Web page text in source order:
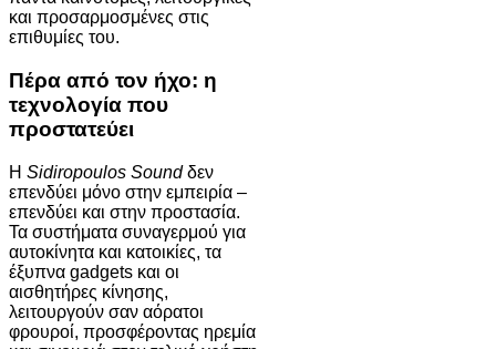
και προσαρμοσμένες στις
επιθυμίες του.
Πέρα από τον ήχο: η
τεχνολογία που
προστατεύει
Η Sidiropoulos Soundδεν
επενδύει μόνο στην εμπειρία –
επενδύει και στην προστασία.
Τα συστήματα συναγερμού για
αυτοκίνητα και κατοικίες, τα
έξυπνα gadgets και οι
αισθητήρες κίνησης,
λειτουργούν σαν αόρατοι
φρουροί, προσφέροντας ηρεμία